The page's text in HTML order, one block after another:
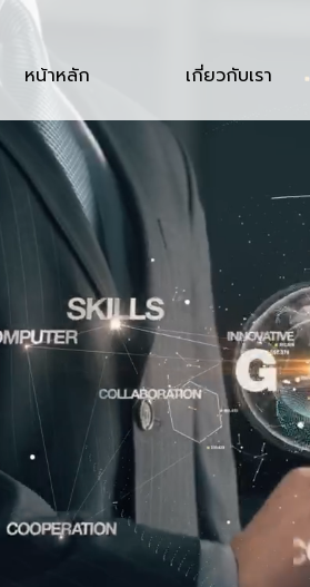
หน้าหลัก เกี่ยวกับเรา